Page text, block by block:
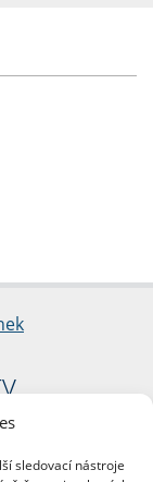
sledovací nástroje